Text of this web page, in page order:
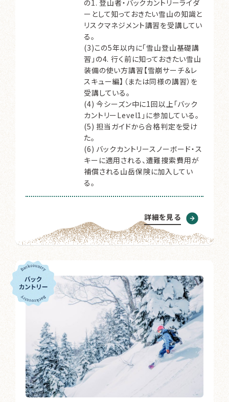
の1. 登山者・バックカントリーライダ
ーとして知っておきたい雪山の知識と
リスクマネジメント講習を受講してい
る。
(3)この5年以内に「雪山登山基礎講
習」の4. 行く前に知っておきたい雪山
装備の使い方講習【雪崩サーチ＆レ
スキュー編】（または同様の講習）を
受講している。
(4) 今シーズン中に1回以上「バック
カントリーLevel1」に参加している。
(5) 担当ガイドから合格判定を受け
た。
(6) バックカントリースノーボード・ス
キーに適用される、遭難捜索費用が
補償される山岳保険に加入してい
る。
詳細を見る